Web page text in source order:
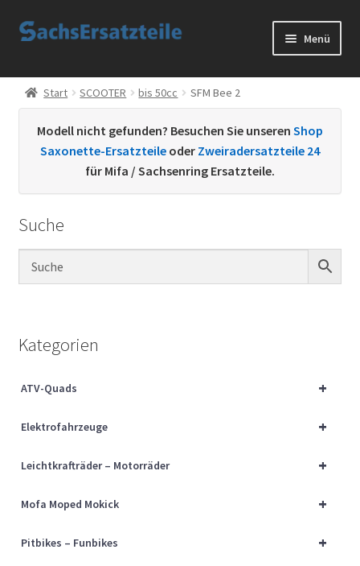
Zur
Zum
Menü
Start
Kontakt
Widerrufsbelehrung
Cart
Checkout
Start SCOOTER bis 50cc SFM Bee 2
Modell nicht gefunden? Besuchen Sie unseren Shop
Saxonette-Ersatzteile oder Zweiradersatzteile 24
für Mifa / Sachsenring Ersatzteile.
Suche
Kategorien
+
ATV-Quads
+
Elektrofahrzeuge
+
Leichtkrafträder – Motorräder
+
Mofa Moped Mokick
+
Pitbikes – Funbikes